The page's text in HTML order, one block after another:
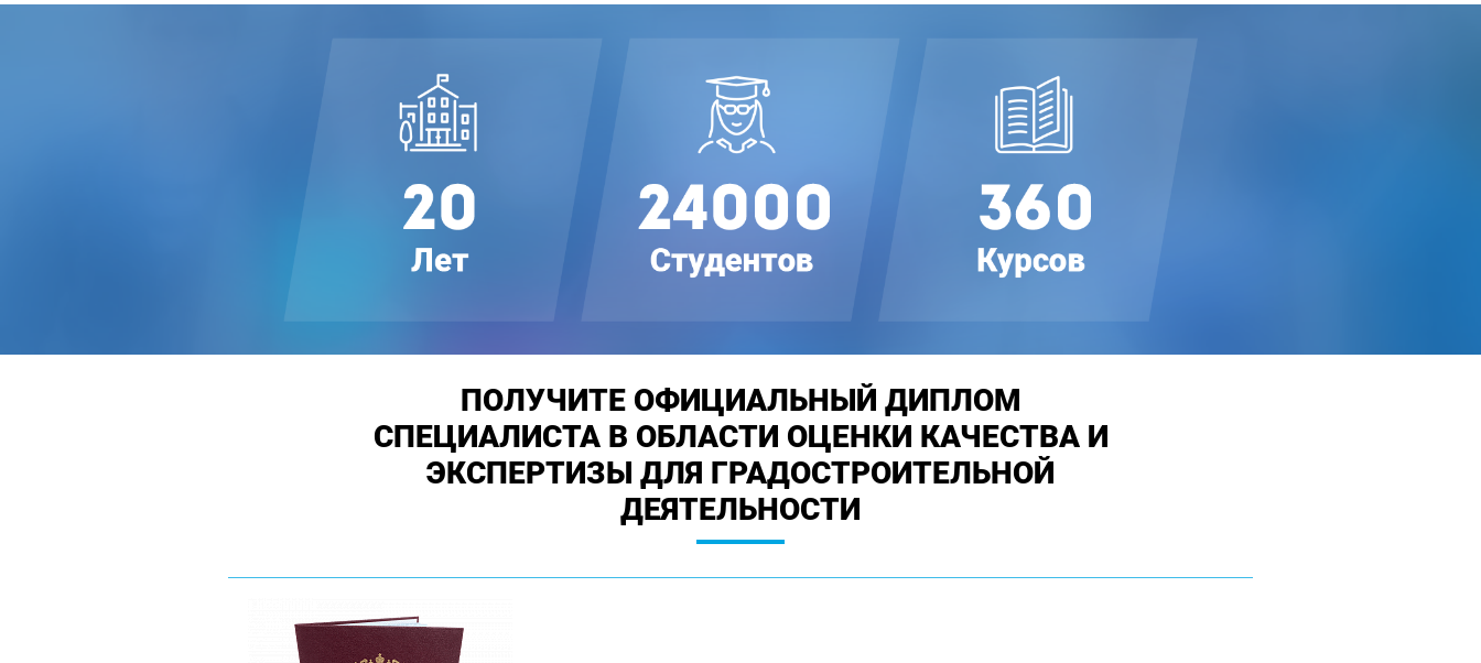
ПОЛУЧИТЕ ОФИЦИАЛЬНЫЙ ДИПЛОМ
СПЕЦИАЛИСТА В ОБЛАСТИ ОЦЕНКИ КАЧЕСТВА И
ЭКСПЕРТИЗЫ ДЛЯ ГРАДОСТРОИТЕЛЬНОЙ
ДЕЯТЕЛЬНОСТИ